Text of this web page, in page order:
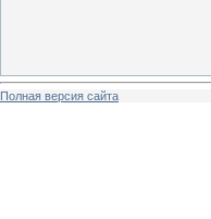
Полная версия сайта